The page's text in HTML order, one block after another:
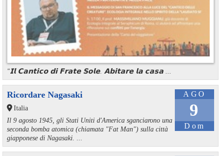
"𝗜𝗹 𝗖𝗮𝗻𝘁𝗶𝗰𝗼 𝗱𝗶 𝗙𝗿𝗮𝘁𝗲 𝗦𝗼𝗹𝗲. 𝗔𝗯𝗶𝘁𝗮𝗿𝗲 𝗹𝗮 𝗰𝗮𝘀𝗮 ...
AGO
9
Dom
Ricordare Nagasaki
Italia
Il 9 agosto 1945, gli Stati Uniti d'America sganciarono una
seconda bomba atomica (chiamata "Fat Man") sulla città
giapponese di Nagasaki. ...